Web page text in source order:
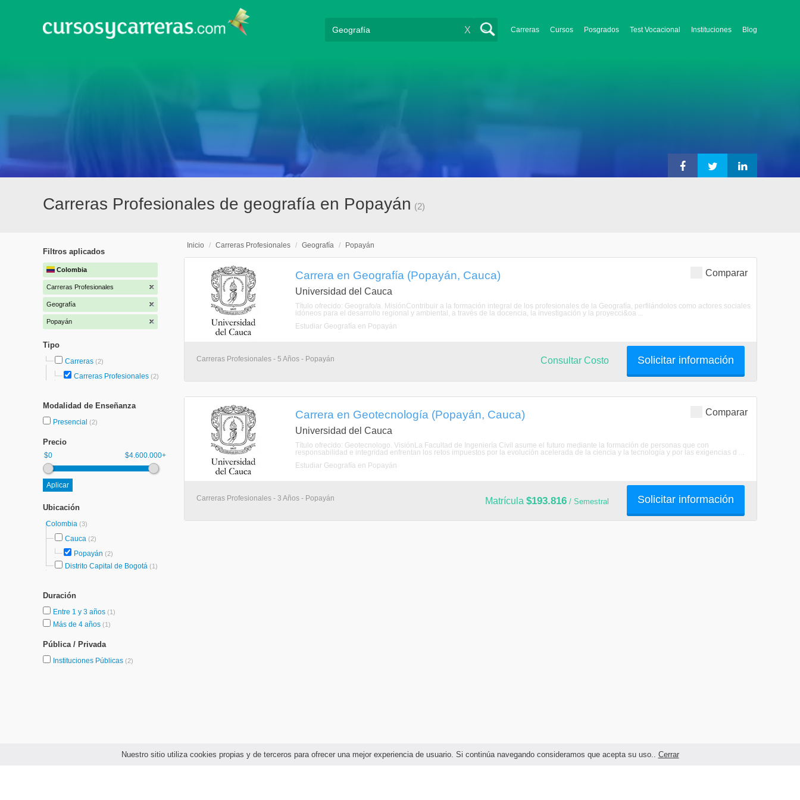
Nuestro sitio utiliza cookies propias y de terceros para ofrecer una mejor experiencia de usuario. Si continúa navegando consideramos que acepta su uso.. Cerrar
Carreras Cursos Posgrados Test Vocacional Instituciones Blog
X
Carreras Profesionales de geografía en Popayán (2)
Filtros aplicados
Colombia
Carreras Profesionales
Geografía
Popayán
Tipo
Carreras (2)
Carreras Profesionales (2)
Modalidad de Enseñanza
Presencial (2)
Precio
$0 $4.600.000+
Ubicación
Colombia (3)
Cauca (2)
Popayán (2)
Distrito Capital de Bogotá (1)
Duración
Entre 1 y 3 años (1)
Más de 4 años (1)
Pública / Privada
Instituciones Públicas (2)
Inicio / Carreras Profesionales / Geografía / Popayán
Comparar
Carrera en Geografía (Popayán, Cauca)
Universidad del Cauca
Título ofrecido: Geografo/a. MisiónContribuir a la formación integral de los profesionales de la Geografía, perfilándolos como actores sociales
idóneos para el desarrollo regional y ambiental, a través de la docencia, la investigación y la proyecci&oa ...
Estudiar Geografía en Popayán
Carreras Profesionales - 5 Años - Popayán Solicitar información
Consultar Costo
Comparar
Carrera en Geotecnología (Popayán, Cauca)
Universidad del Cauca
Título ofrecido: Geotecnologo. VisiónLa Facultad de Ingeniería Civil asume el futuro mediante la formación de personas que con
responsabilidad e integridad enfrentan los retos impuestos por la evolución acelerada de la ciencia y la tecnología y por las exigencias d ...
Estudiar Geografía en Popayán
Carreras Profesionales - 3 Años - Popayán Solicitar información
Matrícula $193.816 / Semestral